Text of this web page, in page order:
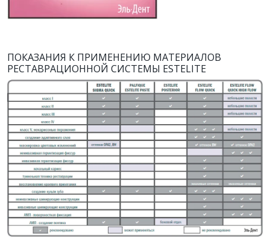
ПОКАЗАНИЯ К ПРИМЕНЕНИЮ МАТЕРИАЛОВ
РЕСТАВРАЦИОННОЙ СИСТЕМЫ ESTELITE